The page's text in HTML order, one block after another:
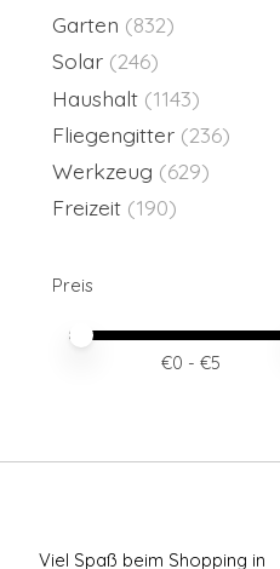
Garten (832)
Solar (246)
Haushalt (1143)
Fliegengitter (236)
Werkzeug (629)
Freizeit (190)
Preis
Preis – Mindestwert
Price maximum value
€0 - €5
Viel Spaß beim Shopping in